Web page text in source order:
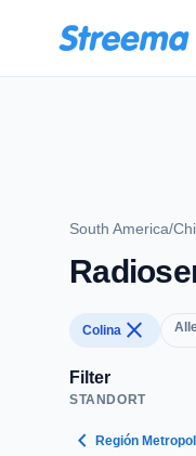
South America/
Colina close
Filter
STANDORT
chevron_left Región